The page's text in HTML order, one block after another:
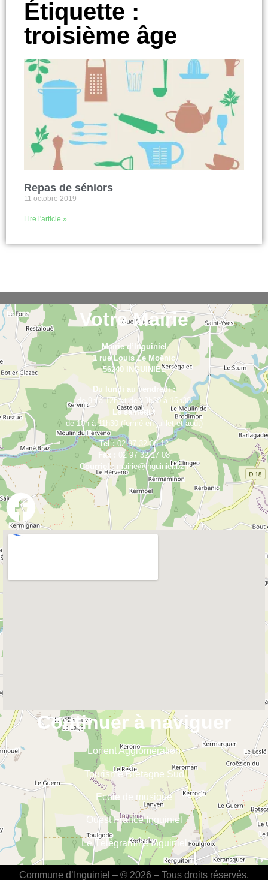
Étiquette :
troisième âge
Repas de séniors
11 octobre 2019
Lire l'article »
Votre Mairie
Mairie d’Inguiniel
1 rue Louis Le Moënic
56240 INGUINIEL
Du lundi au vendredi :
de 9h à 12h et de 13h30 à 16h30
Le samedi :
de 10h à 11h30 (fermé en juillet et août)
Tel : 02 97 32 08 12
Fax :
02 97 32 17 08
Courriel : mairie@inguiniel.bzh
Continuer à naviguer
Lorient Agglomération
Tourisme Bretagne Sud
Ecole de musique
Ouest France Inguiniel
Le Télégramme Inguiniel
Commune d’Inguiniel – © 2026 – Tous droits réservés.